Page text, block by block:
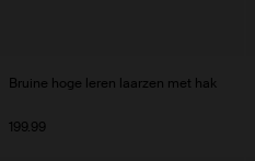
Bruine hoge leren laarzen met hak
199.99